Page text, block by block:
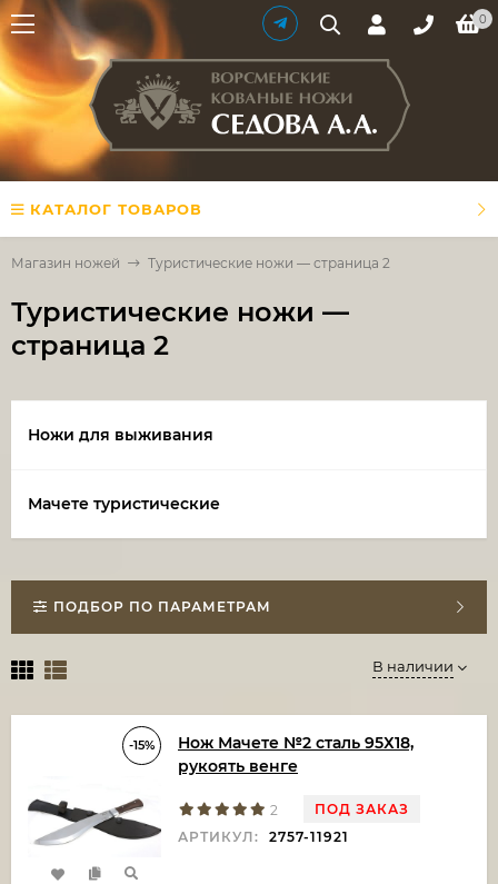
0
КАТАЛОГ ТОВАРОВ
Магазин ножей Туристические ножи — страница 2
Туристические ножи —
страница 2
Ножи для выживания
Мачете туристические
ПОДБОР ПО ПАРАМЕТРАМ
В наличии
-15%
Нож Мачете №2 сталь 95Х18,
рукоять венге
2
ПОД ЗАКАЗ
АРТИКУЛ:
2757-11921